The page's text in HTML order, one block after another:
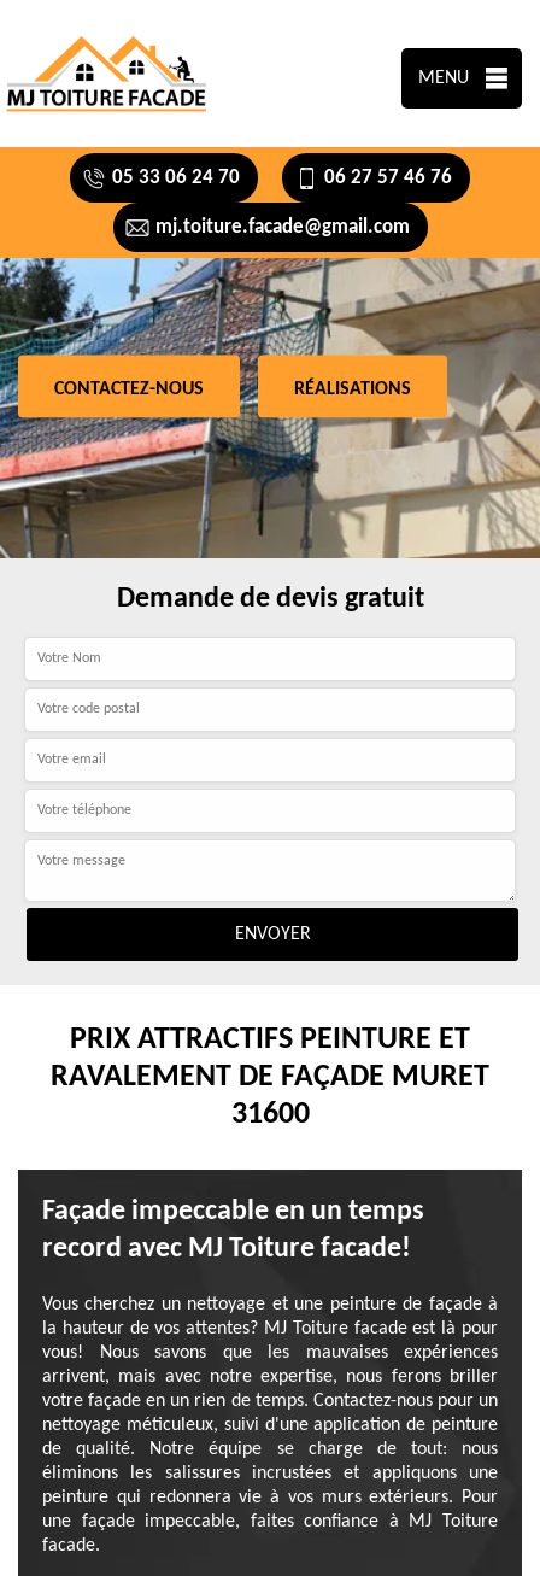
MENU
05 33 06 24 70 06 27 57 46 76
mj.toiture.facade@gmail.com
CONTACTEZ-NOUS RÉALISATIONS
Demande de devis gratuit
PRIX ATTRACTIFS PEINTURE ET
RAVALEMENT DE FAÇADE MURET
31600
Façade impeccable en un temps
record avec MJ Toiture facade!
Vous cherchez un nettoyage et une peinture de façade à
la hauteur de vos attentes? MJ Toiture facade est là pour
vous! Nous savons que les mauvaises expériences
arrivent, mais avec notre expertise, nous ferons briller
votre façade en un rien de temps. Contactez-nous pour un
nettoyage méticuleux, suivi d'une application de peinture
de qualité. Notre équipe se charge de tout: nous
éliminons les salissures incrustées et appliquons une
peinture qui redonnera vie à vos murs extérieurs. Pour
une façade impeccable, faites confiance à MJ Toiture
facade.